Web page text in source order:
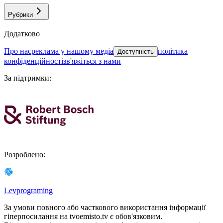
Рубрики
Додатково
про насреклама у нашому медіа Доступність політика
конфіденційностізв'яжіться з нами
За підтримки:
Розроблено:
Levprograming
За умови повного або часткового використання iнформацiї
гіперпосилання на tvoemisto.tv є обов'язковим.